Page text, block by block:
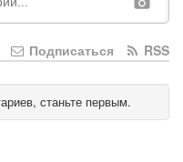
RSS
Подписаться
станьте первым.